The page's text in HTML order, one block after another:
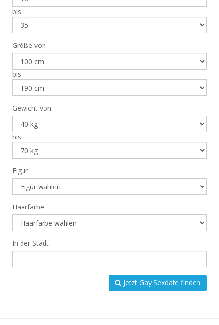
bis
Größe von
bis
Gewicht von
bis
Figur
Haarfarbe
In der Stadt
Jetzt Gay Sexdate finden